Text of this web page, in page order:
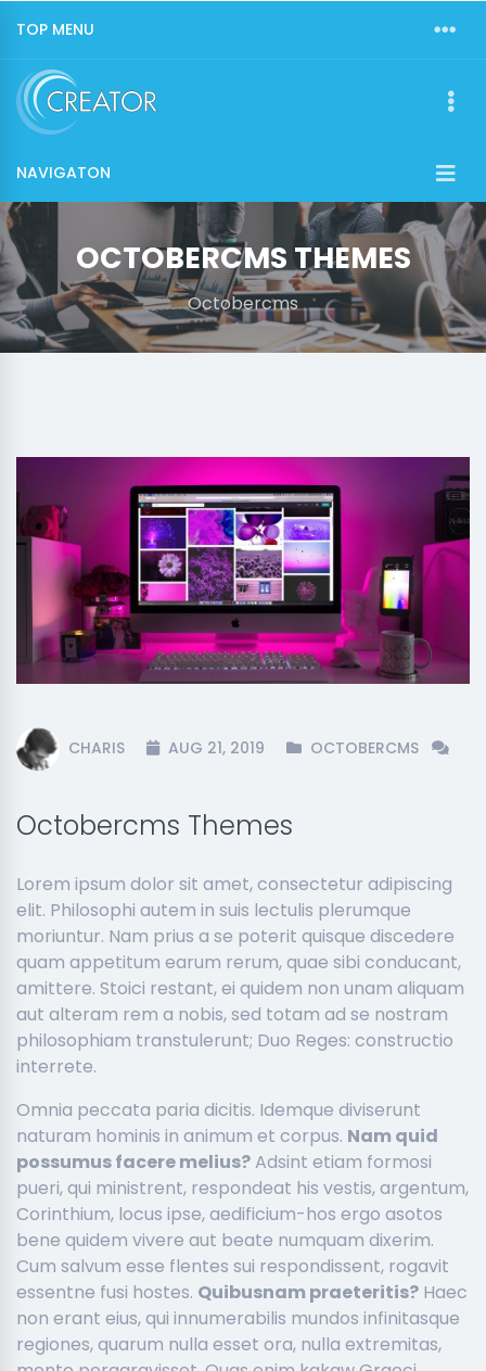
TOP MENU
NAVIGATON
OCTOBERCMS THEMES
Octobercms
CHARIS AUG 21, 2019 OCTOBERCMS
Octobercms Themes
Lorem ipsum dolor sit amet, consectetur adipiscing
elit. Philosophi autem in suis lectulis plerumque
moriuntur. Nam prius a se poterit quisque discedere
quam appetitum earum rerum, quae sibi conducant,
amittere. Stoici restant, ei quidem non unam aliquam
aut alteram rem a nobis, sed totam ad se nostram
philosophiam transtulerunt; Duo Reges: constructio
interrete.
Omnia peccata paria dicitis. Idemque diviserunt
naturam hominis in animum et corpus. Nam quid
possumus facere melius?Adsint etiam formosi
pueri, qui ministrent, respondeat his vestis, argentum,
Corinthium, locus ipse, aedificium-hos ergo asotos
bene quidem vivere aut beate numquam dixerim.
Cum salvum esse flentes sui respondissent, rogavit
essentne fusi hostes. Quibusnam praeteritis? Haec
non erant eius, qui innumerabilis mundos infinitasque
regiones, quarum nulla esset ora, nulla extremitas,